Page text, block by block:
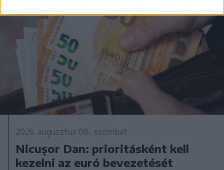
2026. augusztus 08., szombat
Nicușor Dan: prioritásként kell
kezelni az euró bevezetését